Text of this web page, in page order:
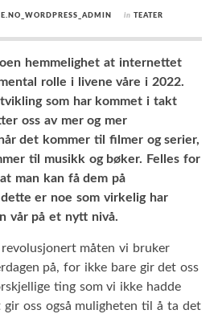
in TEATER
hemmelighet at internettet
rolle i livene våre i 2022.
som har kommet i takt
oss av mer og mer
det kommer til filmer og serier,
til musikk og bøker. Felles for
man kan få dem på
er noe som virkelig har
vår på et nytt nivå.
måten vi bruker
på, for ikke bare gir det oss
ting som vi ikke hadde
oss også muligheten til å ta det